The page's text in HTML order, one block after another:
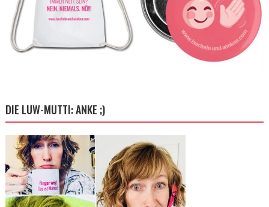
DIE LUW-MUTTI: ANKE ;)